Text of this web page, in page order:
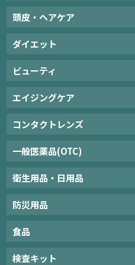
頭皮・ヘアケア
ダイエット
ビューティ
エイジングケア
コンタクトレンズ
一般医薬品(OTC)
衛生用品・日用品
防災用品
食品
検査キット